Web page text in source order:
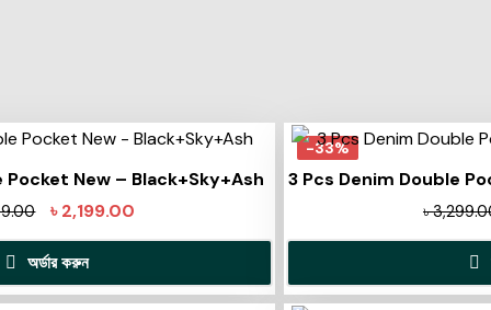
Pocket New – Black+Sky+Ash
৳2,199.00
অর্ডার করুন
-33%
3 Pcs Denim Double
৳